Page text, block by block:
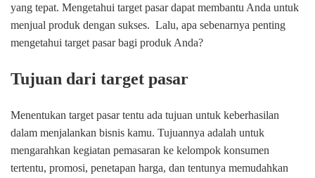
‌yang‌ ‌tepat.‌ ‌Mengetahui‌ ‌target‌ ‌pasar‌ ‌dapat‌ ‌membantu‌ ‌Anda‌ ‌untuk‌
‌menjual‌ ‌produk‌ ‌dengan‌ ‌sukses.‌ ‌ Lalu,‌ ‌apa‌ ‌sebenarnya‌ ‌penting‌
‌mengetahui‌ ‌target‌ ‌pasar‌ ‌bagi‌ ‌produk‌ ‌Anda?‌
Tujuan dari target pasar
Menentukan target pasar tentu ada tujuan untuk keberhasilan
dalam menjalankan bisnis kamu. Tujuannya adalah untuk
mengarahkan kegiatan pemasaran ke kelompok konsumen
tertentu, promosi, penetapan harga, dan tentunya memudahkan